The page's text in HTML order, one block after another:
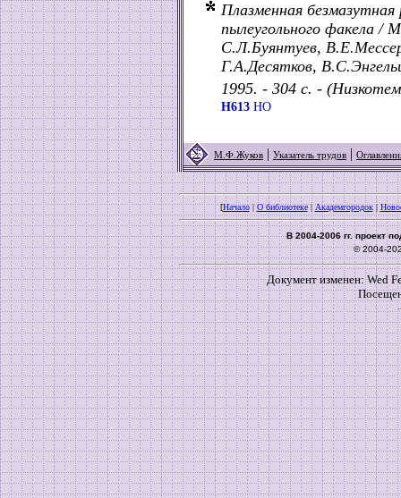
Плазменная
пылеугольного факела /
С.Л.Буянтуев,
Г.А.Десятков,
1995. - 304 с. -
Н613 НО
М.Ф.Жуков | Указатель трудов |
[Начало|О библиотеке|Академгородок|
В 2004-2006 гг. проект
© 2004-
Документ изменен: Wed